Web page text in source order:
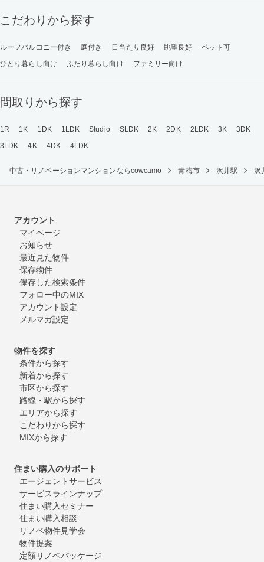
こだわりから探す
ルーフバルコニー付き 庭付き 日当たり良好 眺望良好
ペット可
ひとり暮らし向け
ふたり暮らし向け ファミリー向け
間取りから探す
1R 1K 1DK 1LDK Studio SLDK 2K 2DK 2LDK 3K
3DK
3LDK
4K 4DK 4LDK
中古・リノベーションマンションならcowcamo 青梅市 沢井駅 沢
アカウント
マイページ
お知らせ
最近見た物件
保存物件
保存した検索条件
フォロー中のMIX
アカウント設定
メルマガ設定
物件を探す
条件から探す
新着から探す
市区から探す
路線・駅から探す
エリアから探す
こだわりから探す
MIXから探す
住まい購入のサポート
エージェントサービス
サービスラインナップ
住まい購入セミナー
住まい購入相談
リノベ物件見学会
物件提案
定額リノベパッケージ